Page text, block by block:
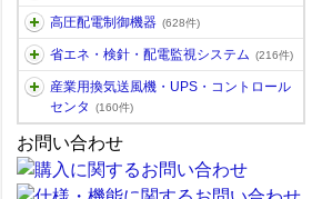
高圧配電制御機器 (628件)
省エネ・検針・配電監視システム (216件)
産業用換気送風機・UPS・コントロール
センタ
(160件)
お問い合わせ